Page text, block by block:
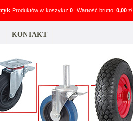
Produktów w koszyku: 0 Wartość brutto: 0,00 zł
KONTAKT